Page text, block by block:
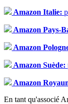
Amazon Italie:
Amazon Pays-
Amazon
Amazon Suède:
Amazon
En tant qu'associé